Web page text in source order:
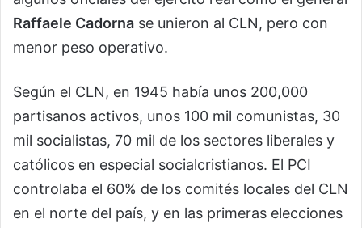
Raffaele Cadorna se unieron al CLN, pero con
menor peso operativo.
Según el CLN, en 1945 había unos 200,000
partisanos activos, unos 100 mil comunistas, 30
mil socialistas, 70 mil de los sectores liberales y
católicos en especial socialcristianos. El PCI
controlaba el 60% de los comités locales del CLN
en el norte del país, y en las primeras elecciones